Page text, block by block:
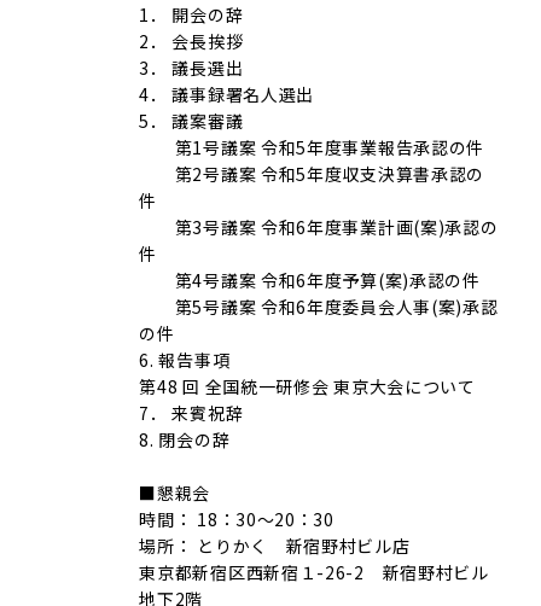
1． 開会の辞
2． 会長挨拶
3． 議長選出
4． 議事録署名人選出
5． 議案審議
第1号議案 令和5年度事業報告承認の件
第2号議案 令和5年度収支決算書承認の
件
第3号議案 令和6年度事業計画(案)承認の
件
第4号議案 令和6年度予算(案)承認の件
第5号議案 令和6年度委員会人事(案)承認
の件
6. 報告事項
第48 回 全国統一研修会 東京大会について
7． 来賓祝辞
8. 閉会の辞
■懇親会
時間： 18：30～20：30
場所： とりかく 新宿野村ビル店
東京都新宿区西新宿１-26-2 新宿野村ビル
地下2階